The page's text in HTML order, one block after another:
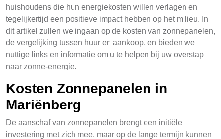
huishoudens die hun energiekosten willen verlagen en
tegelijkertijd een positieve impact hebben op het milieu. In
dit artikel zullen we ingaan op de kosten van zonnepanelen,
de vergelijking tussen huur en aankoop, en bieden we
nuttige links en informatie om u te helpen bij uw overstap
naar zonne-energie.
Kosten Zonnepanelen in
Mariënberg
De aanschaf van zonnepanelen brengt een initiële
investering met zich mee, maar op de lange termijn kunnen